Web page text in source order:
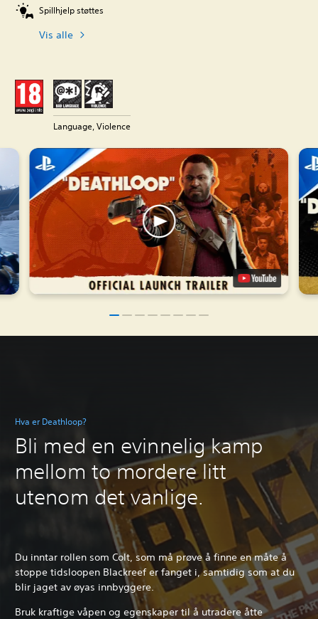
Spillhjelp støttes
Vis alle
Language, Violence
Hva er Deathloop?
Bli med en evinnelig kamp
mellom to mordere litt
utenom det vanlige.
Du inntar rollen som Colt, som må prøve å finne en måte å
stoppe tidsloopen Blackreef er fanget i, samtidig som at du
blir jaget av øyas innbyggere.
Bruk kraftige våpen og egenskaper til å utradere åtte